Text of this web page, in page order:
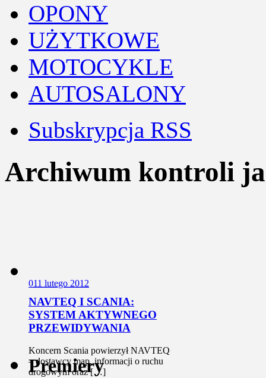
OPONY
UŻYTKOWE
MOTOCYKLE
AUTOSALONY
Subskrypcja RSS
Archiwum kontroli
011 lutego 2012
NAVTEQ I SCANIA:
SYSTEM AKTYWNEGO
PRZEWIDYWANIA
Koncern Scania powierzył NAVTEQ
– dostawcy map, informacji o ruchu
drogowym oraz […]
Premiery